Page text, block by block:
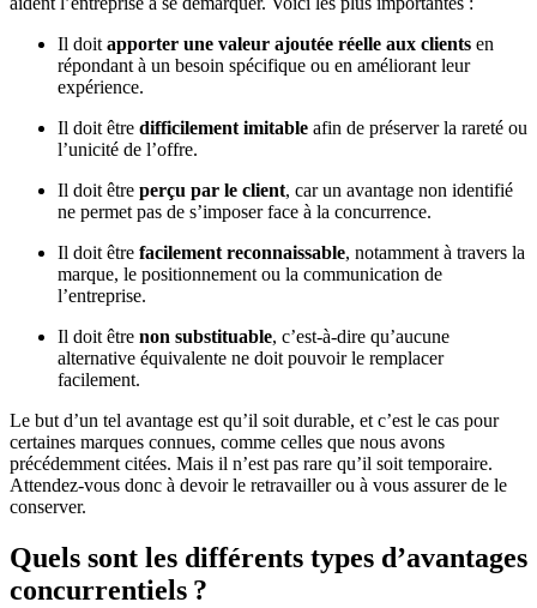
Il doitapporter une valeur ajoutée réelle aux clients en
répondant à un besoin spécifique ou en améliorant leur
expérience.
Il doit être difficilement imitable afin de préserver la rareté ou
l’unicité de l’offre.
Il doit être perçu par le client, car un avantage non identifié
ne permet pas de s’imposer face à la concurrence.
Il doit être facilement reconnaissable, notamment à travers la
marque, le positionnement ou la communication de
l’entreprise.
Il doit être non substituable, c’est-à-dire qu’aucune
alternative équivalente ne doit pouvoir le remplacer
facilement.
Le but d’un tel avantage est qu’il soit durable, et c’est le cas pour
certaines marques connues, comme celles que nous avons
précédemment citées. Mais il n’est pas rare qu’il soit temporaire.
Attendez-vous donc à devoir le retravailler ou à vous assurer de le
conserver.
Quels sont les différents types d’avantages
concurrentiels ?